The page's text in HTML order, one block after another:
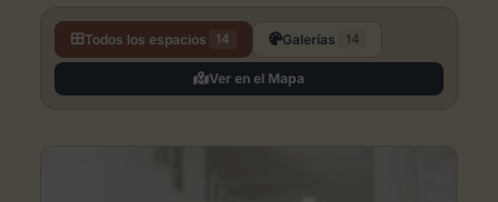
Todos los espacios 14 Galerías 14
Ver en el Mapa